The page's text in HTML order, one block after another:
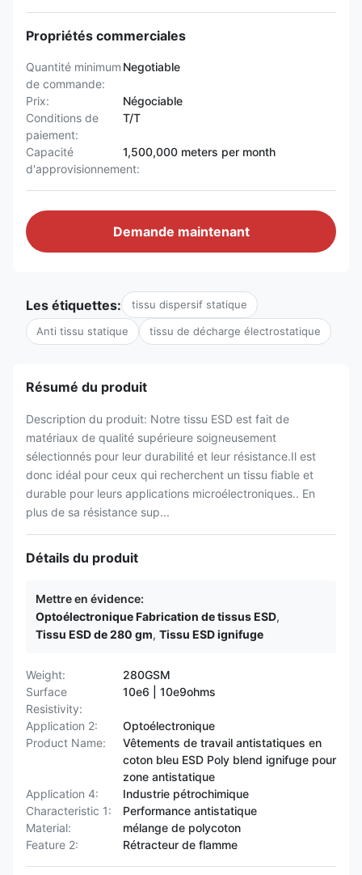
Propriétés commerciales
Quantité minimum
de commande:
Negotiable
Prix:
Négociable
Conditions de
paiement:
T/T
Capacité
d'approvisionnement:
1,500,000 meters per month
Demande maintenant
Les étiquettes: tissu dispersif statique
Anti tissu statique tissu de décharge électrostatique
Résumé du produit
Description du produit: Notre tissu ESD est fait de
matériaux de qualité supérieure soigneusement
sélectionnés pour leur durabilité et leur résistance.Il est
donc idéal pour ceux qui recherchent un tissu fiable et
durable pour leurs applications microélectroniques.. En
plus de sa résistance sup...
Détails du produit
Mettre en évidence:
Optoélectronique Fabrication de tissus ESD,
Tissu ESD de 280 gm, Tissu ESD ignifuge
Weight:
280GSM
Surface
Resistivity:
10e6 | 10e9ohms
Application 2:
Optoélectronique
Product Name:
Vêtements de travail antistatiques en
coton bleu ESD Poly blend ignifuge pour
zone antistatique
Application 4:
Industrie pétrochimique
Characteristic 1:
Performance antistatique
Material:
mélange de polycoton
Feature 2:
Rétracteur de flamme